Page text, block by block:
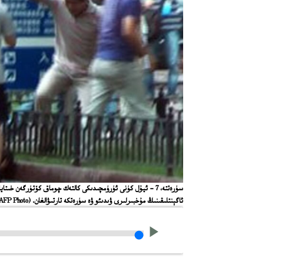
ﺳﯜﺭﻩﺗﺘﻪ، 7 - ﺋﻴﯘﻝ ﻛﯜﻧﻰ ﺋﯜﺭﯛﻣﭽﯩﺪﯨﻜﻰ ﻛﺎﻟﺘﻪﻙ ﭼﻮﻣﺎﻕ ﻛﯚﺗﯜﺭﮔﻪﻥ
ﺋﺎﮔﯧﻨﺘﻠﯩﻘﯩﻨﯩﯔ ﻣﯘﺧﺒﯩﺮﻟﯩﺮﻯ ﯞﯨﺪﯨﺌﻮ ﯞﻩ ﺳﯜﺭﻩﺗﻜﻪ ﺗﺎﺭﺗﯩﯟﺍﻟﻐﺎﻥ. (AFP Photo)